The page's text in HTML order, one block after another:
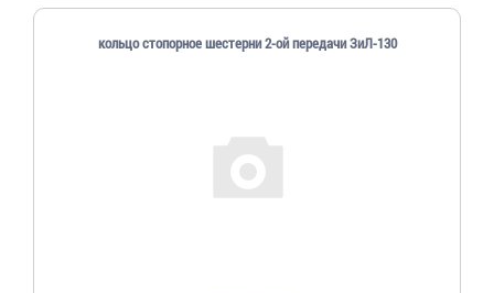
кольцо стопорное шестерни 2-ой передачи ЗиЛ-130